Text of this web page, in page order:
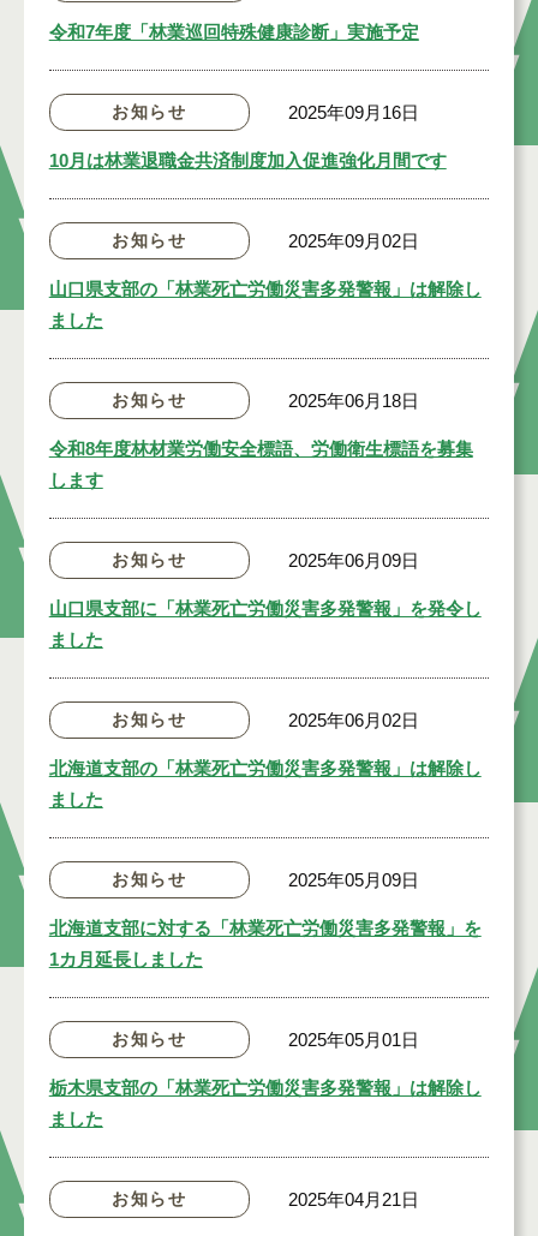
令和7年度「林業巡回特殊健康診断」実施予定
お知らせ 2025年09月16日
10月は林業退職金共済制度加入促進強化月間です
お知らせ 2025年09月02日
山口県支部の「林業死亡労働災害多発警報」は解除し
ました
お知らせ 2025年06月18日
令和8年度林材業労働安全標語、労働衛生標語を募集
します
お知らせ 2025年06月09日
山口県支部に「林業死亡労働災害多発警報」を発令し
ました
お知らせ 2025年06月02日
北海道支部の「林業死亡労働災害多発警報」は解除し
ました
お知らせ 2025年05月09日
北海道支部に対する「林業死亡労働災害多発警報」を
1カ月延長しました
お知らせ 2025年05月01日
栃木県支部の「林業死亡労働災害多発警報」は解除し
ました
お知らせ 2025年04月21日